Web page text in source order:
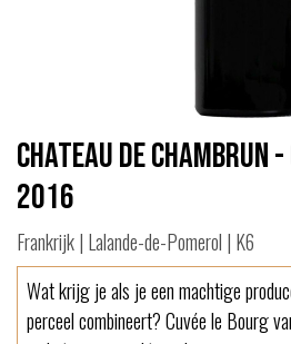
Chateau de Chambrun
2016
Frankrijk | Lalande-de-Pomerol | K6
Wat krijg je als je een machtige
perceel combineert? Cuvée le Bourg